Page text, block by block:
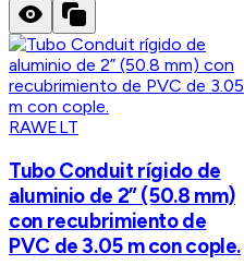
RAWELT
Tubo Conduit rígido de
aluminio de 2” (50.8 mm)
con recubrimiento de
PVC de 3.05 m con cople.